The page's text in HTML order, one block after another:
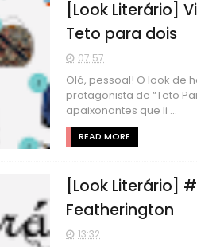
[Look Literário]
Teto para dois
07:57
Olá, pessoal! O look de
protagonista de “Teto
apaixonantes que li ...
READ MORE
[Look Literário]
Featherington
13:32